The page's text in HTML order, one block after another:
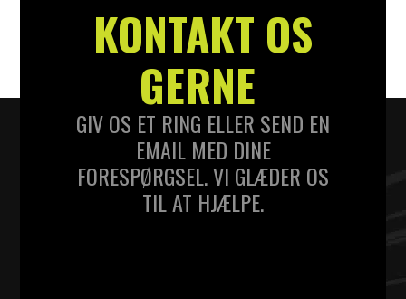
KONTAKT OS
GERNE
GIV OS ET RING ELLER SEND EN
EMAIL MED DINE
FORESPØRGSEL. VI GLÆDER OS
TIL AT HJÆLPE.